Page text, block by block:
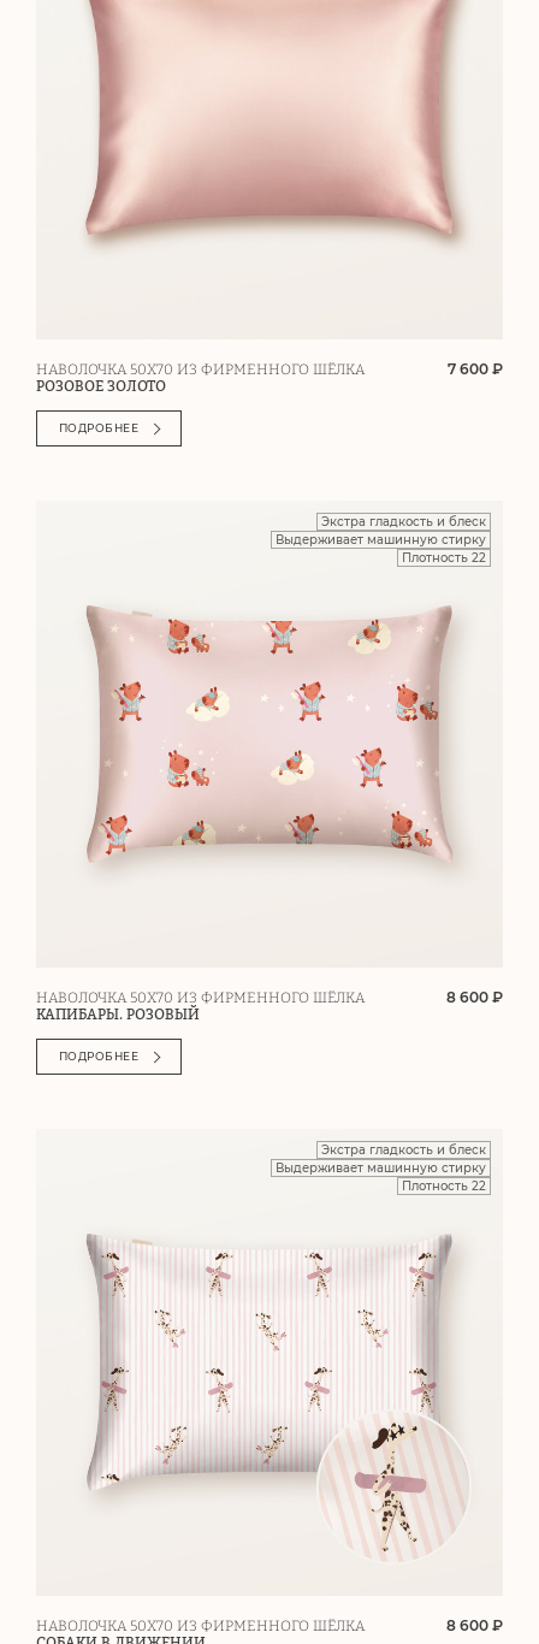
НАВОЛОЧКА 50Х70 ИЗ ФИРМЕННОГО ШЁЛКА
РОЗОВОЕ ЗОЛОТО
7 600 ₽
ПОДРОБНЕЕ
Экстра гладкость и блеск
Выдерживает машинную стирку
Плотность 22
НАВОЛОЧКА 50Х70 ИЗ ФИРМЕННОГО ШЁЛКА
КАПИБАРЫ. РОЗОВЫЙ
8 600 ₽
ПОДРОБНЕЕ
Экстра гладкость и блеск
Выдерживает машинную стирку
Плотность 22
НАВОЛОЧКА 50Х70 ИЗ ФИРМЕННОГО ШЁЛКА
8 600 ₽